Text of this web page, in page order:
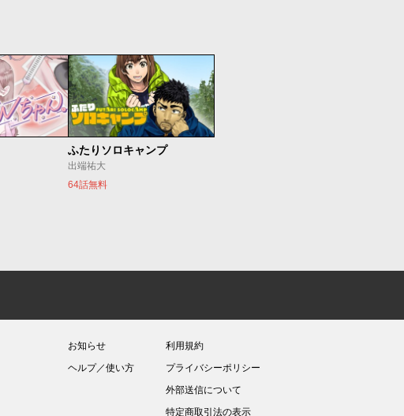
ふたりソロキャンプ
出端祐大
64話無料
お知らせ
ヘルプ／使い方
利用規約
プライバシーポリシー
外部送信について
特定商取引法の表示